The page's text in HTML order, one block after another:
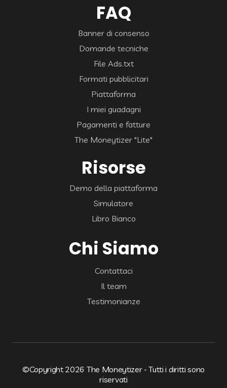
FAQ
Banner di consenso
Domande tecniche
File Ads.txt
Formati pubblicitari
Piattaforma
I miei guadagni
Pagamenti e fatture
The Moneytizer "Lite"
Risorse
Demo della piattaforma
Simulatore
Libro Bianco
Chi Siamo
Contattaci
Il team
Testimonianze
©Copyright 2026 The Moneytizer - Tutti i diritti sono
riservati